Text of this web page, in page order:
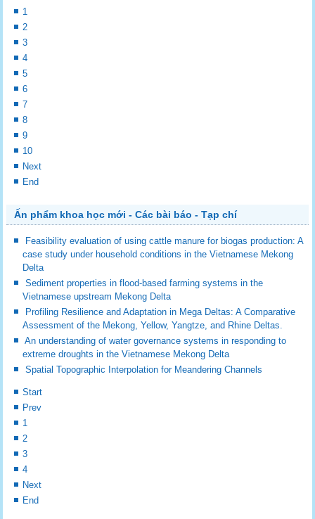
1
2
3
4
5
6
7
8
9
10
Next
End
Ấn phẩm khoa học mới - Các bài báo - Tạp chí
Feasibility evaluation of using cattle manure for biogas production: A
case study under household conditions in the Vietnamese Mekong
Delta
Sediment properties in flood-based farming systems in the
Vietnamese upstream Mekong Delta
Profiling Resilience and Adaptation in Mega Deltas: A Comparative
Assessment of the Mekong, Yellow, Yangtze, and Rhine Deltas.
An understanding of water governance systems in responding to
extreme droughts in the Vietnamese Mekong Delta
Spatial Topographic Interpolation for Meandering Channels
Start
Prev
1
2
3
4
Next
End